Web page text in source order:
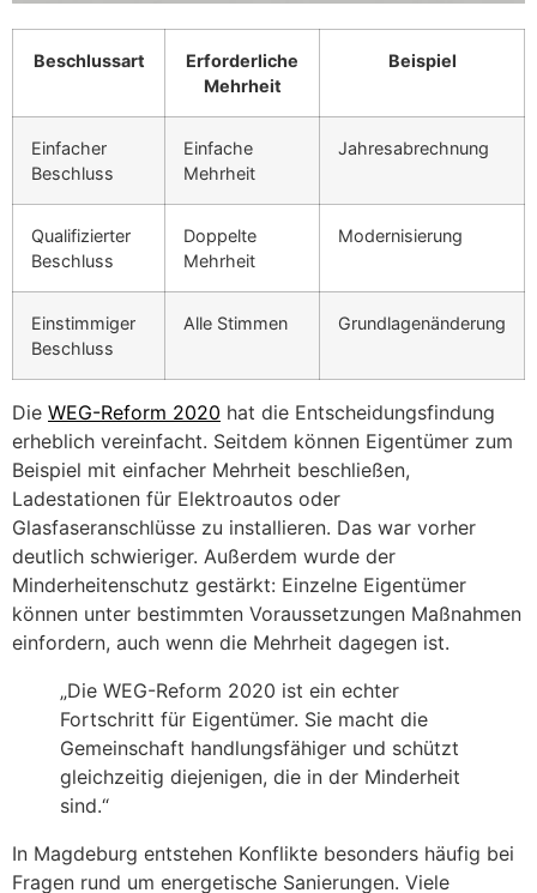
Beschlussart
Erforderliche
Mehrheit
Beispiel
Einfacher
Beschluss
Einfache
Mehrheit
Jahresabrechnung
Qualifizierter
Beschluss
Doppelte
Mehrheit
Modernisierung
Einstimmiger
Beschluss
Alle Stimmen Grundlagenänderung
Die WEG-Reform 2020 hat die Entscheidungsfindung
erheblich vereinfacht. Seitdem können Eigentümer zum
Beispiel mit einfacher Mehrheit beschließen,
Ladestationen für Elektroautos oder
Glasfaseranschlüsse zu installieren. Das war vorher
deutlich schwieriger. Außerdem wurde der
Minderheitenschutz gestärkt: Einzelne Eigentümer
können unter bestimmten Voraussetzungen Maßnahmen
einfordern, auch wenn die Mehrheit dagegen ist.
„Die WEG-Reform 2020 ist ein echter
Fortschritt für Eigentümer. Sie macht die
Gemeinschaft handlungsfähiger und schützt
gleichzeitig diejenigen, die in der Minderheit
sind.“
In Magdeburg entstehen Konflikte besonders häufig bei
Fragen rund um energetische Sanierungen. Viele